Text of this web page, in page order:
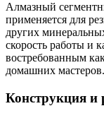
Алмазный
применяется для
других
скорость работы и
востребованным
домашних мастеров.
Конструкция и